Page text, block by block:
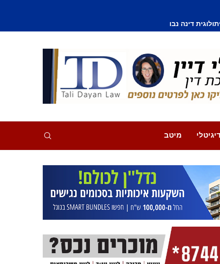
נפצע קל
מיטב